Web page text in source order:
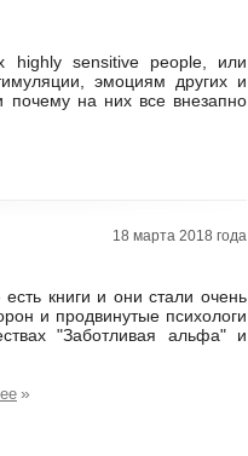
sensitive people, или
эмоциям других и
почему на них все внезапно
18 марта 2018 года
книги и они стали очень
и продвинутые психологи
"Заботливая альфа" и
»